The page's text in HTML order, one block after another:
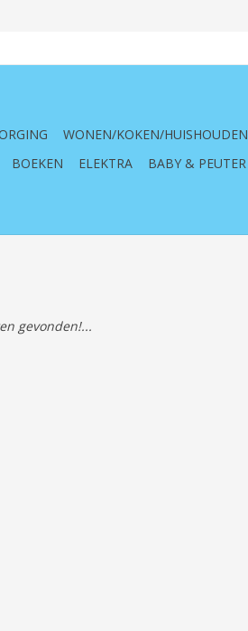
WONEN/KOKEN/HUISHOUDEN
BOEKEN ELEKTRA BABY & PEUTER
gevonden!...